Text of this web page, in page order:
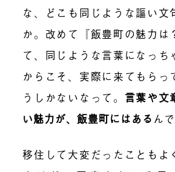
な、どこも同じような謳い文
か。改めて『飯豊町の魅力は
て、同じような言葉になっち
からこそ、実際に来てもらっ
うしかないなって。 言葉や文
い魅力が、飯豊町にはある ん
移住して大変だったこともよ